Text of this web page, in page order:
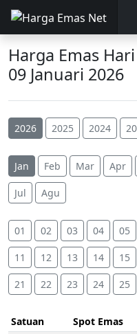
Harga Emas
09 Januari 2026
2026 2025 2024
Jan Feb Mar Apr
Jul Agu
01 02 03 04 05
11 12 13 14 15
21 22 23 24 25
Satuan Spot Emas